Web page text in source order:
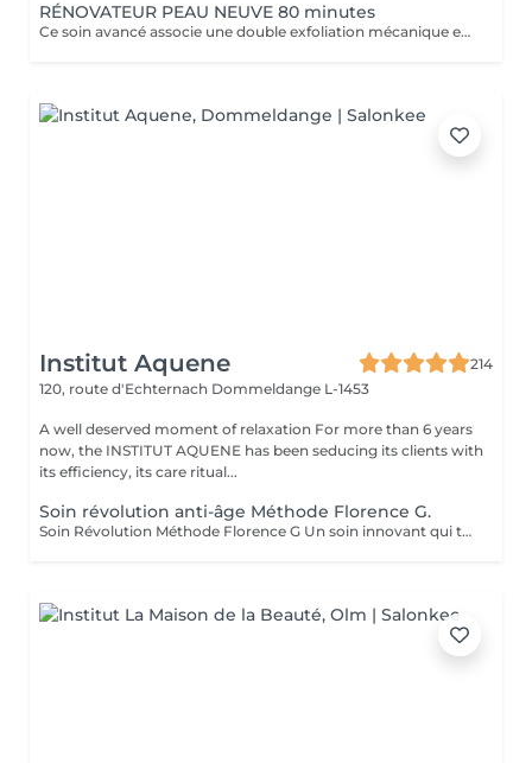
RÉNOVATEUR PEAU NEUVE 80 minutes
Ce soin avancé associe une double exfoliation mécanique et chimique du visage et du cou, permettant un nettoyage en profondeur de l'épiderme. Il favorise l'élimination des toxines et stimule le renouvellement cellulaire pour retrouver une peau saine, uniforme et lumineuse.
Institut Aquene
214
120, route d'Echternach Dommeldange L-1453
A well deserved moment of relaxation For more than 6 years
now, the INSTITUT AQUENE has been seducing its clients with
its efficiency, its care ritual...
Soin révolution anti-âge Méthode Florence G.
Soin Révolution Méthode Florence G Un soin innovant qui transforme visiblement la qualité de la peau. Le Soin Révolution de la méthode Florence G est un protocole hautement technologique et manuel et 100 % naturel combinant des techniques exclusives de stimulation tissulaire, d'oxygénation cutanée et de remodelage facial. Ce soin nouvelle génération agit en profondeur pour relancer les fonctions naturelles de la peau, améliorer son aspect global et lui redonner toute sa vitalité sans l'abimer, sans douleur et sans éviction sociale. Les bénéfices du soin: - Lisse immédiatement les rides et ridules - Raffermit et redessine les contours du visage - Booste l'éclat et l'oxygénation - Réduit visiblement les signes de fatigue - Améliore la texture de la peau Les effets du soin vont s'accentuer encore pendant 3 à 4 semaines. C'est également un soin fantastique pour travailler les cicatrices (du corps également), les peaux atopiques, vergetures blanches ou violacées. AUCUNE ÉPILATION VISAGE NE POURRA ÊTRE FAITE PENDANT LE SOIN.